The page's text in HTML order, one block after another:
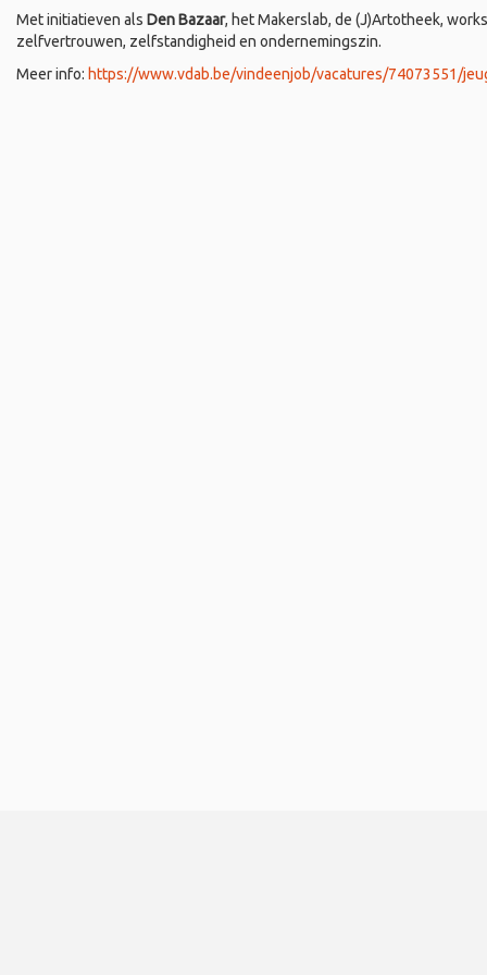
Met initiatieven als Den Bazaar, het Makerslab, de (J)Artotheek,
zelfvertrouwen, zelfstandigheid en ondernemingszin.
Meer info: https://www.vdab.be/vindeenjob/vacatures/74073551/